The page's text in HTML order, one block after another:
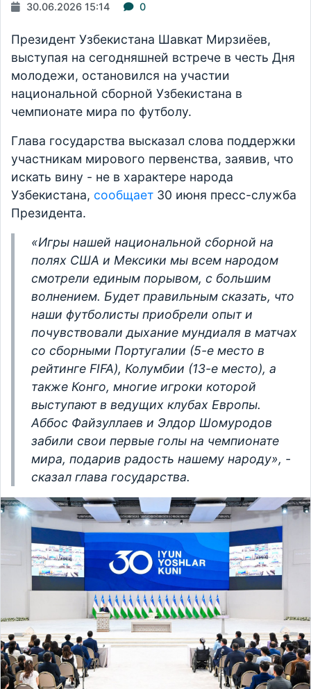
30.06.2026 15:14 0
Президент Узбекистана Шавкат Мирзиёев,
выступая на сегодняшней встрече в честь Дня
молодежи, остановился на участии
национальной сборной Узбекистана в
чемпионате мира по футболу.
Глава государства высказал слова поддержки
участникам мирового первенства, заявив, что
искать вину - не в характере народа
Узбекистана, сообщает 30 июня пресс-служба
Президента.
«Игры нашей национальной сборной на
полях США и Мексики мы всем народом
смотрели единым порывом, с большим
волнением. Будет правильным сказать, что
наши футболисты приобрели опыт и
почувствовали дыхание мундиаля в матчах
со сборными Португалии (5-е место в
рейтинге FIFA), Колумбии (13-е место), а
также Конго, многие игроки которой
выступают в ведущих клубах Европы.
Аббос Файзуллаев и Элдор Шомуродов
забили свои первые голы на чемпионате
мира, подарив радость нашему народу», -
сказал глава государства.